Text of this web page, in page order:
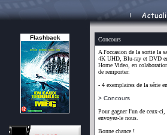
Flashback Concours
A l'occasion de la sortie la
4K UHD, Blu-ray et DVD
Home Video, en
de remporter:
- 4 exemplaires de la série
> Concours
Pour gagner l'un de ceux-
envoyez-le nous.
Bonne chance !